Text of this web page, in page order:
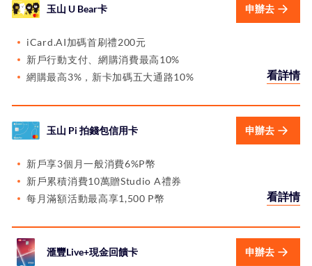
玉山 U Bear卡 申辦去
iCard.AI加碼首刷禮200元
新戶行動支付、網購消費最高10%
網購最高3%，新卡加碼五大通路10%
看詳情
玉山 Pi 拍錢包信用卡 申辦去
新戶享3個月一般消費6%P幣
新戶累積消費10萬贈Studio A禮券
每月滿額活動最高享1,500 P幣
看詳情
滙豐Live+現金回饋卡 申辦去